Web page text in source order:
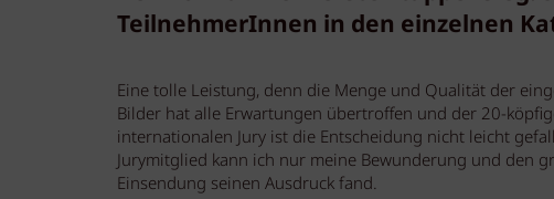
TeilnehmerInnen in den einzelnen
Eine tolle Leistung, denn die Menge und Qualität der
Bilder hat alle Erwartungen übertroffen und der 20-
internationalen Jury ist die Entscheidung nicht leicht
Jurymitglied kann ich nur meine Bewunderung und den
Einsendung seinen Ausdruck fand.